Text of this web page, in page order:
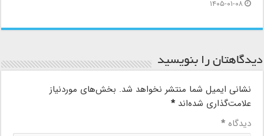
۱۴۰۵-۰۱-۰۸
دیدگاهتان را بنویسید
نشانی ایمیل شما منتشر نخواهد شد. بخش‌های موردنیاز
علامت‌گذاری شده‌اند*
دیدگاه*